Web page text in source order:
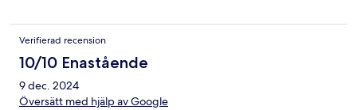
Verifierad recension
10/10 Enastående
9 dec. 2024
Översätt med hjälp av Google